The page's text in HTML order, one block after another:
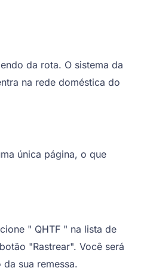
da rota. O sistema da
na rede doméstica do
única página, o que
" QHTF " na lista de
"Rastrear". Você será
sua remessa.